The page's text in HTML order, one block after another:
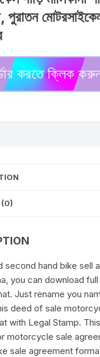
পুরাতন
করতে ক্লিক
(0)
second hand bike sell
you can download
Just rename you
deed of sale
with Legal Stamp.
motorcycle sale
sale agreement